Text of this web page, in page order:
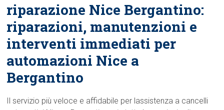
riparazione Nice Bergantino:
riparazioni, manutenzioni e
interventi immediati per
automazioni Nice a
Bergantino
Il servizio più veloce e affidabile per lassistenza a cancelli